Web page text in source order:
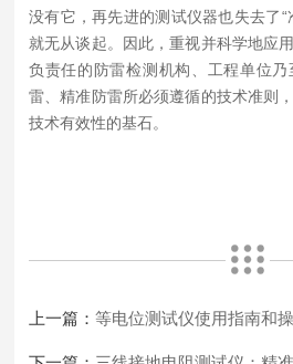
没有它，再先进的测试仪器也失去了“
就无从谈起。因此，重视并科学地应
负责任的防雷检测机构、工程单位
雷、精准防雷所必须遵循的技术准则
技术有效性的基石。
上一篇：等电位测试仪使用指南和